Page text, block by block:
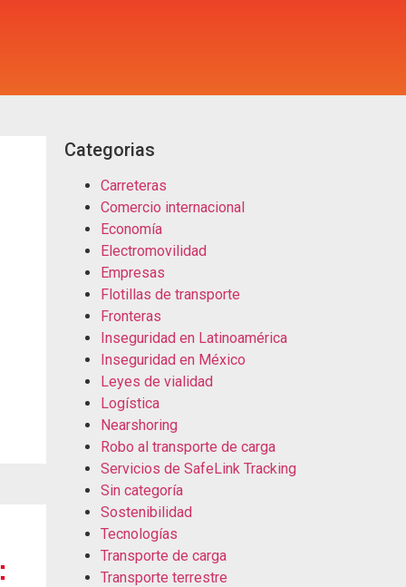
Categorias
Carreteras
Comercio internacional
Economía
Electromovilidad
Empresas
Flotillas de transporte
Fronteras
Inseguridad en Latinoamérica
Inseguridad en México
Leyes de vialidad
Logística
Nearshoring
Robo al transporte de carga
Servicios de SafeLink Tracking
Sin categoría
Sostenibilidad
Tecnologías
Transporte de carga
Transporte terrestre